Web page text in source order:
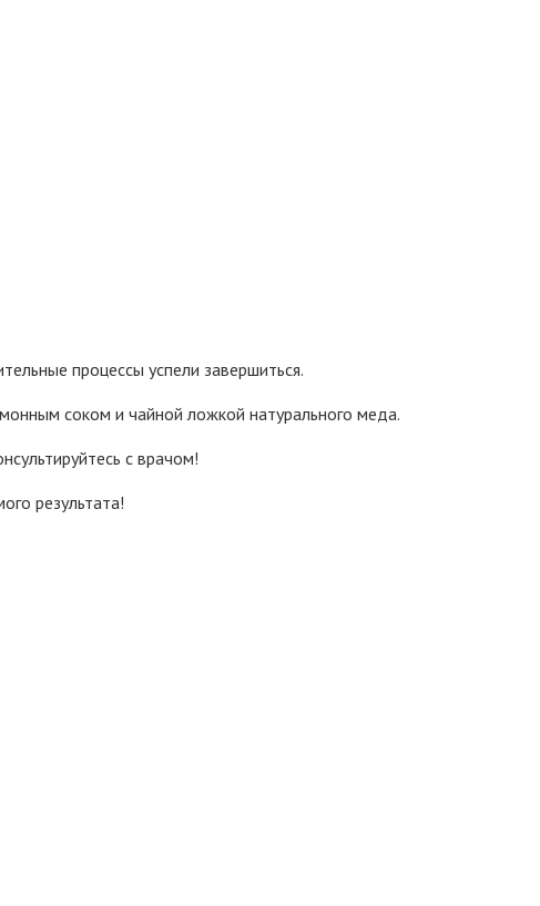
процессы успели завершиться.
соком и чайной ложкой натурального меда.
с врачом!
результата!